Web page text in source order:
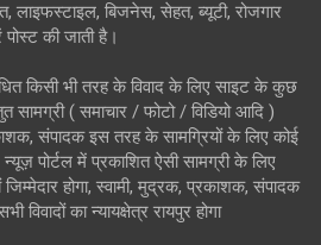
लाइफस्टाइल, बिजनेस, सेहत, ब्यूटी, रोजगार
की जाती है।
किसी भी तरह के विवाद के लिए साइट के कुछ
सामग्री ( समाचार / फोटो / विडियो आदि )
संपादक इस तरह के सामग्रियों के लिए कोई
पोर्टल में प्रकाशित ऐसी सामग्री के लिए
होगा, स्वामी, मुद्रक, प्रकाशक, संपादक
विवादों का न्यायक्षेत्र रायपुर होगा